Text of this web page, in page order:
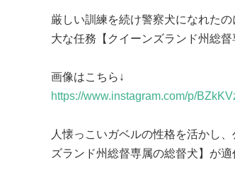
厳しい訓練を続け警察犬になれた
大な任務【クイーンズランド州総
https://www.instagram.com/p/
人懐っこいガベルの性格を活かし
ズランド州総督専属の総督犬】が